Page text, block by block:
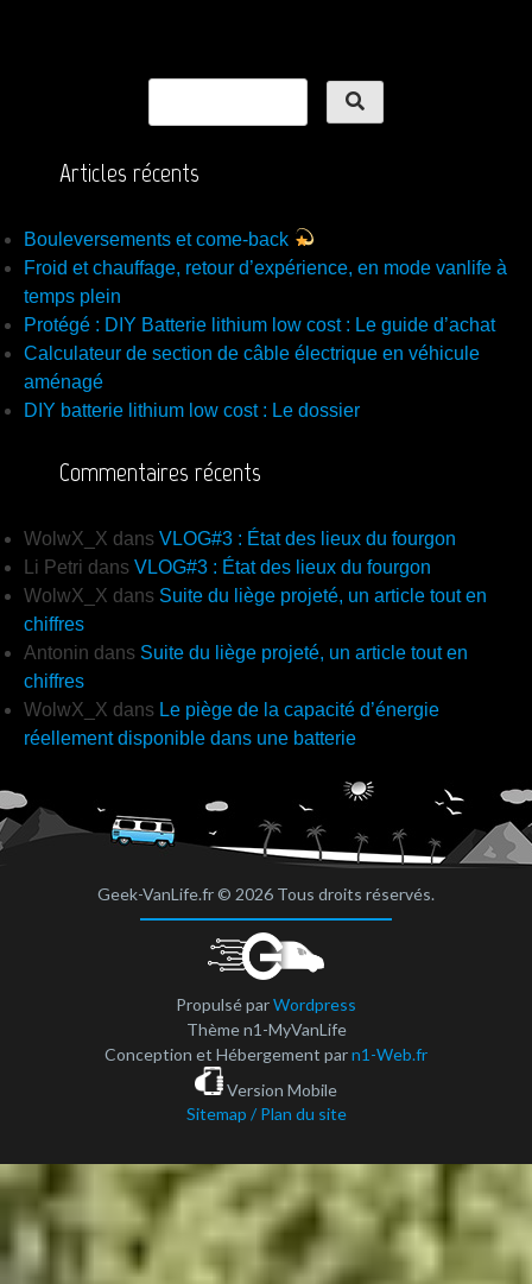
Articles récents
Bouleversements et come-back
Froid et chauffage, retour d’expérience, en mode vanlife à
temps plein
Protégé : DIY Batterie lithium low cost : Le guide d’achat
Calculateur de section de câble électrique en véhicule
aménagé
DIY batterie lithium low cost : Le dossier
Commentaires récents
WolwX_X dans VLOG#3 : État des lieux du fourgon
Li Petri dans VLOG#3 : État des lieux du fourgon
WolwX_X dans Suite du liège projeté, un article tout en
chiffres
Antonin dans Suite du liège projeté, un article tout en
chiffres
WolwX_X dans Le piège de la capacité d’énergie
réellement disponible dans une batterie
Geek-VanLife.fr © 2026 Tous droits réservés.
Propulsé parWordpress
Thème n1-MyVanLife
Conception et Hébergement parn1-Web.fr
Version Mobile
Sitemap / Plan du site